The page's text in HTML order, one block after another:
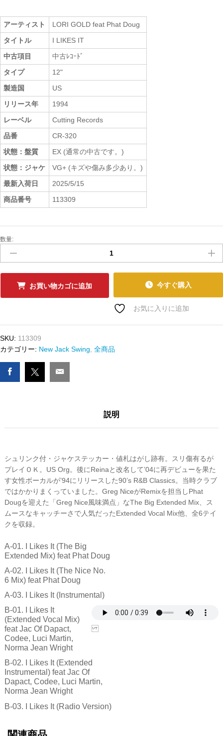
アーティスト
LORI GOLD feat Phat Doug
タイトル
I LIKES IT
中古項目
中古ﾚｺｰﾄﾞ
タイプ
12"
製造国
US
リリース年
1994
レーベル
Cutting Records
品番
CR-320
状態：盤質
EX (通常の中古です。)
状態：ジャケ
VG+ (キズや傷み多少あり。)
最新入荷日
2025/5/15
商品番号
113309
中
ﾚ
ｺ
ﾄﾞ
I
LIKES
IT
量
数量:
お買い物カゴに追加 今すぐ購入
お気に入りに追加
SKU: 113309
カテゴリー: New Jack Swing 全商品
説明
シュリンク付・ジャケステッカー・値札はがし跡有。スリ傷有るが
プレイＯＫ。US Org。後にReinaと改名して’04に再デビューを果た
す女性ボーカルが’94にリリースした90’s R&B Classics。当時クラブ
ではかかりまくっていました。Greg NiceがRemixを担当しPhat
Dougを迎えた「Greg Nice風味満点」なThe Big Extended Mix、ス
ムースなキャッチーさで人気だったExtended Vocal Mix他、全6テイ
クを収録。
A-01. I Likes It (The Big
Extended Mix) feat Phat Doug
A-02. I Likes It (The Nice No.
6 Mix) feat Phat Doug
A-03. I Likes It (Instrumental)
B-01. I Likes It
(Extended Vocal Mix)
feat Jac Of Dapact,
Codee, Luci Martin,
Norma Jean Wright
B-02. I Likes It (Extended
Instrumental) feat Jac Of
Dapact, Codee, Luci Martin,
Norma Jean Wright
B-03. I Likes It (Radio Version)